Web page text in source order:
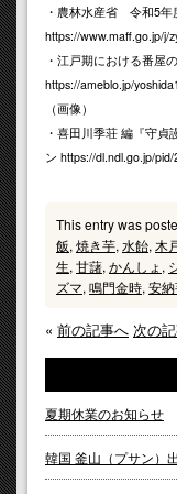
・農林水産省 令和5
https://www.maff.go.jp/j/
・江戸期における番屋
https://ameblo.jp/
（画像）
・喜田川季荘 編『守貞
ン https://dl.ndl.go.jp/
This entry was
飯, 焼き芋, 水飴, 木
生, 甘藷, かんしょ ,
ズマ, 鳴門金時, 安
« 前の記事へ 次の
夏期休業のお知らせ
韓国 釜山（プサン）